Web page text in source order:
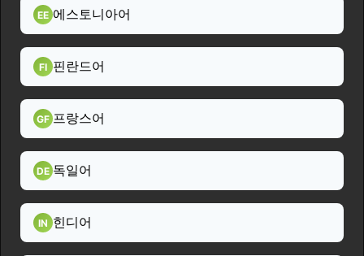
EE 에스토니아어
FI 핀란드어
GF 프랑스어
DE 독일어
IN 힌디어